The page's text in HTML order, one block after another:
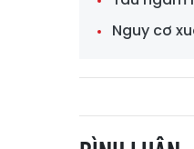
Nguy cơ